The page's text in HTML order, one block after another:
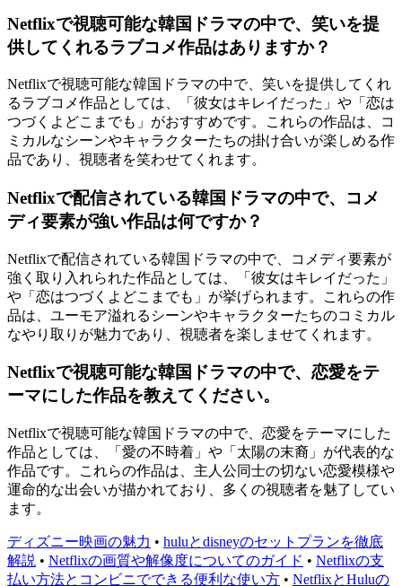
Netflixで視聴可能な韓国ドラマの中で、笑いを提
供してくれるラブコメ作品はありますか？
Netflixで視聴可能な韓国ドラマの中で、笑いを提供してくれ
るラブコメ作品としては、「彼女はキレイだった」や「恋は
つづくよどこまでも」がおすすめです。これらの作品は、コ
ミカルなシーンやキャラクターたちの掛け合いが楽しめる作
品であり、視聴者を笑わせてくれます。
Netflixで配信されている韓国ドラマの中で、コメ
ディ要素が強い作品は何ですか？
Netflixで配信されている韓国ドラマの中で、コメディ要素が
強く取り入れられた作品としては、「彼女はキレイだった」
や「恋はつづくよどこまでも」が挙げられます。これらの作
品は、ユーモア溢れるシーンやキャラクターたちのコミカル
なやり取りが魅力であり、視聴者を楽しませてくれます。
Netflixで視聴可能な韓国ドラマの中で、恋愛をテ
ーマにした作品を教えてください。
Netflixで視聴可能な韓国ドラマの中で、恋愛をテーマにした
作品としては、「愛の不時着」や「太陽の末裔」が代表的な
作品です。これらの作品は、主人公同士の切ない恋愛模様や
運命的な出会いが描かれており、多くの視聴者を魅了してい
ます。
ディズニー映画の魅力 • huluとdisneyのセットプランを徹底
解説 • Netflixの画質や解像度についてのガイド • Netflixの支
払い方法とコンビニでできる便利な使い方 • NetflixとHuluの